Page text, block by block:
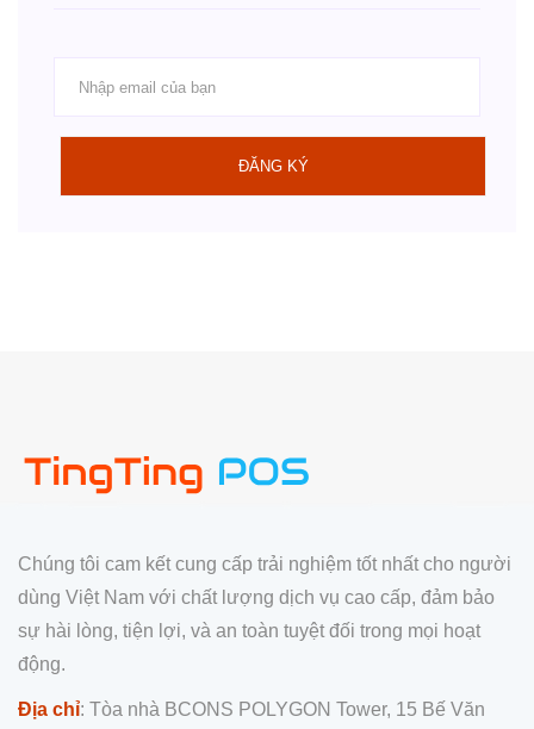
ĐĂNG KÝ
Chúng tôi cam kết cung cấp trải nghiệm tốt nhất cho người
dùng Việt Nam với chất lượng dịch vụ cao cấp, đảm bảo
sự hài lòng, tiện lợi, và an toàn tuyệt đối trong mọi hoạt
động.
Địa chỉ: Tòa nhà BCONS POLYGON Tower, 15 Bế Văn